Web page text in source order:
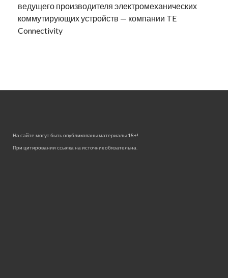
ведущего производителя электромеханических
коммутирующих устройств — компании TE
Connectivity
На сайте могут быть опубликованы материалы 18+!
При цитировании ссылка на источник обязательна.